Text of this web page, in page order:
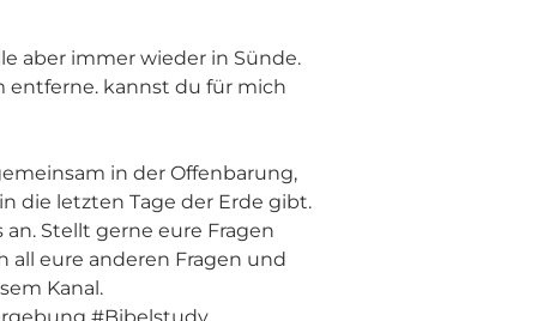
aber immer wieder in Sünde.
entferne. kannst du für mich
in der Offenbarung,
die letzten Tage der Erde gibt.
Stellt gerne eure Fragen
all eure anderen Fragen und
Kanal.